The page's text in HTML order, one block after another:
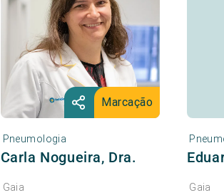
Marcação
Pneumologia
Carla Nogueira, Dra.
Gaia Gaia